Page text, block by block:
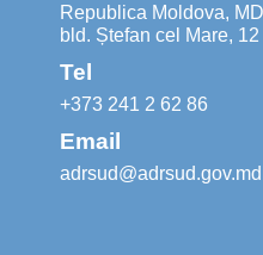
Republica Moldova,
bld. Ștefan cel Mare, 12
Tel
+373 241 2 62 86
Email
adrsud@adrsud.gov.md